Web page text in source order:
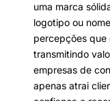
uma marca
logotipo ou
percepções que
transmitindo
empresas de
apenas atrai